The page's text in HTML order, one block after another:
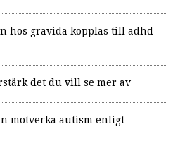
hos gravida kopplas till adhd
det du vill se mer av
motverka autism enligt